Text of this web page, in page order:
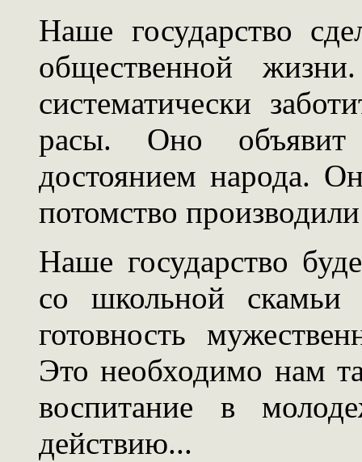
Наше государство
общественной
систематически
расы. Оно
достоянием народа.
потомство
Наше государство
со школьной скамьи
готовность
Это необходимо нам
воспитание в
действию...